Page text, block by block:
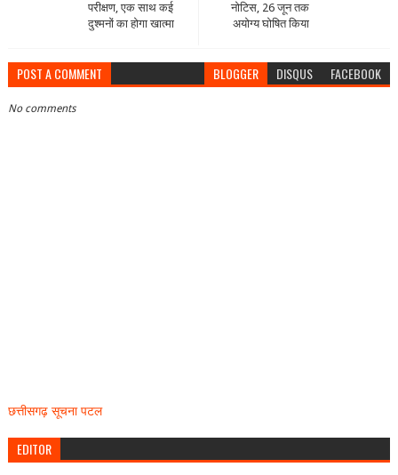
नोटिस, 26 जून तक
अयोग्य घोषित किया
परीक्षण, एक साथ कई
दुश्मनों का होगा खात्मा
POST A COMMENT BLOGGER DISQUS FACEBOOK
No comments
छत्तीसगढ़ सूचना पटल
EDITOR